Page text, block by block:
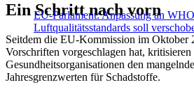
EU-Parlament: Anpassung an
Luftqualitätsstandards soll
Ein Schritt nach vorn
Seitdem die EU-Kommission im Oktober
Vorschriften vorgeschlagen hat, kritisieren
Gesundheitsorganisationen den
Jahresgrenzwerten für Schadstoffe.